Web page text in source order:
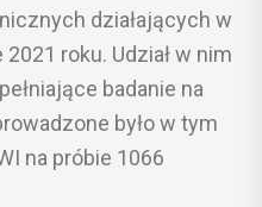
działających w
roku. Udział w nim
badanie na
było w tym
na próbie 1066